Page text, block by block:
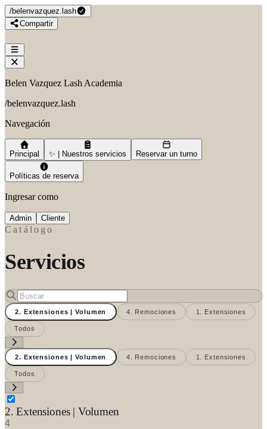
/belenvazquez.lash
Compartir
Belen Vazquez Lash Academia
/belenvazquez.lash
Navegación
Principal ✨ | Nuestros servicios Reservar un turno
Políticas de reserva
Ingresar como
Admin Cliente
Catálogo
Servicios
2. Extensiones | Volumen 4. Remociones 1. Extensiones
Todos
2. Extensiones | Volumen 4. Remociones 1. Extensiones
Todos
2. Extensiones | Volumen
4